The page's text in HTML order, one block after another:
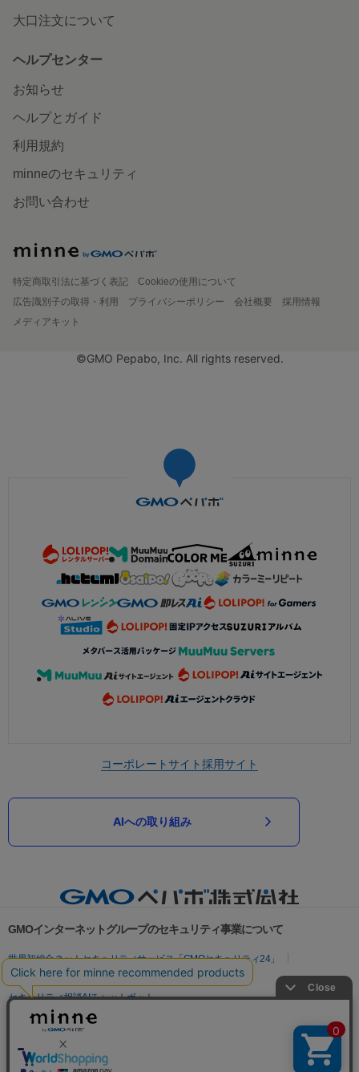
大口注文について
ヘルプセンター
お知らせ
ヘルプとガイド
利用規約
minneのセキュリティ
お問い合わせ
特定商取引法に基づく表記
Cookieの使用について
広告識別子の取得・利用
プライバシーポリシー 会社概要
採用情報
メディアキット
©GMO Pepabo, Inc. All rights reserved.
コーポレートサイト採用サイト
AIへの取り組み
GMOインターネットグループのセキュリティ事業について
世界初総合ネットセキュリティサービス「GMOセキュリティ24」
パスワード漏洩診断
Webサイトリスク診断
セキュリティ相談AIチャットボット
実在証明・盗聴対策
サイバー攻撃対策（GMO Flatt Security）